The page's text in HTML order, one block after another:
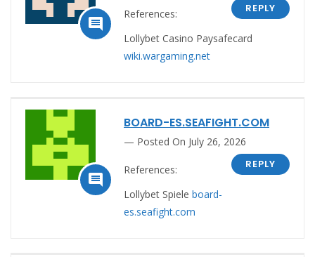

REPLY
References:
Lollybet Casino Paysafecard
wiki.wargaming.net

BOARD-ES.SEAFIGHT.COM
Posted On July 26, 2026
REPLY
References:
Lollybet Spiele board-
es.seafight.com